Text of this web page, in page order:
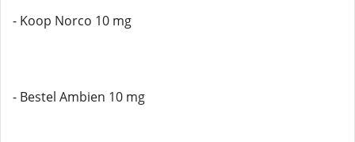
- Koop Norco 10 mg
- Bestel Ambien 10 mg